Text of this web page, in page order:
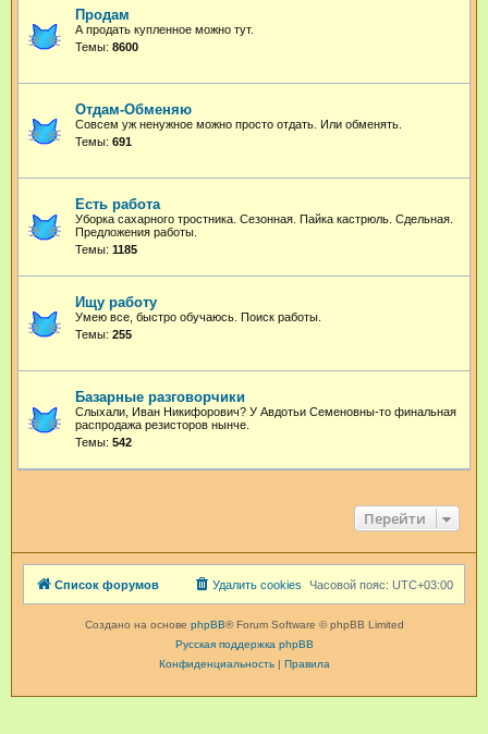
Продам
А продать купленное можно тут.
Темы: 8600
Отдам-Обменяю
Совсем уж ненужное можно просто отдать. Или обменять.
Темы: 691
Есть работа
Уборка сахарного тростника. Сезонная. Пайка кастрюль. Сдельная.
Предложения работы.
Темы: 1185
Ищу работу
Умею все, быстро обучаюсь. Поиск работы.
Темы: 255
Базарные разговорчики
Слыхали, Иван Никифорович? У Авдотьи Семеновны-то финальная
распродажа резисторов нынче.
Темы: 542
Перейти
Список форумов Часовой пояс: UTC+03:00
Удалить cookies
Создано на основе phpBB® Forum Software © phpBB Limited
Русская поддержка phpBB
Конфиденциальность| Правила